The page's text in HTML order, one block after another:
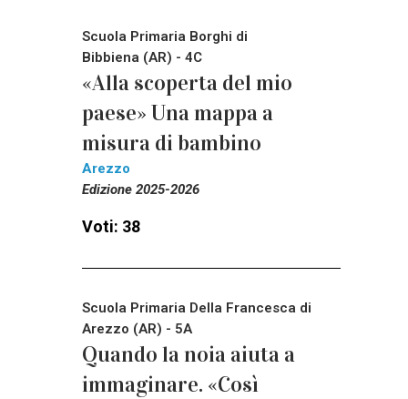
Scuola Primaria Borghi di
Bibbiena (AR) - 4C
«Alla scoperta del mio
paese» Una mappa a
misura di bambino
Arezzo
Edizione 2025-2026
Voti: 38
Scuola Primaria Della Francesca di
Arezzo (AR) - 5A
Quando la noia aiuta a
immaginare. «Così